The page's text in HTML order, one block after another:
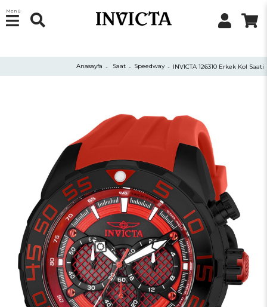
Menü
Anasayfa Saat Speedway INVICTA 126310 Erkek Kol Saati